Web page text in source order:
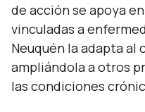
de acción se apoya
vinculadas a
Neuquén la adapta
ampliándola a otros
las condiciones